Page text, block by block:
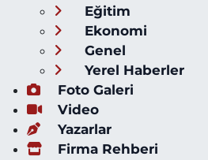
Eğitim
Ekonomi
Genel
Yerel Haberler
Foto Galeri
Video
Yazarlar
Firma Rehberi